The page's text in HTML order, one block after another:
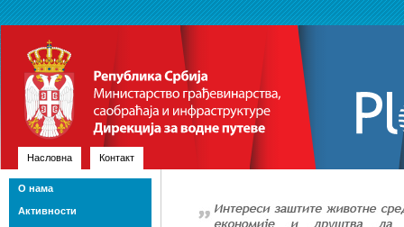
Насловна Контакт
О нама
Активности